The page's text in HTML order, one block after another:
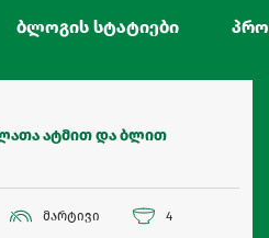
ბლოგის სტატიები
ატმით და ბლით
მარტივი 4